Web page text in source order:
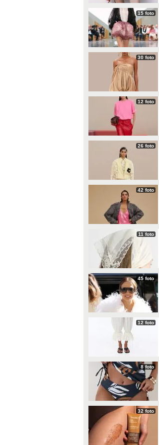
15 foto
30 foto
12 foto
26 foto
42 foto
11 foto
45 foto
12 foto
8 foto
32 foto